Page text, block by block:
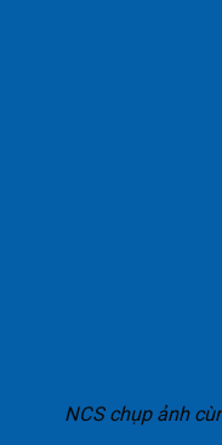
NCS chụp ảnh